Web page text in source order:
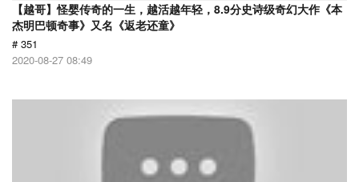
【越哥】怪婴传奇的一生，越活越年轻，8.9分史诗级奇幻大作《本
杰明巴顿奇事》又名《返老还童》
# 351
2020-08-27 08:49